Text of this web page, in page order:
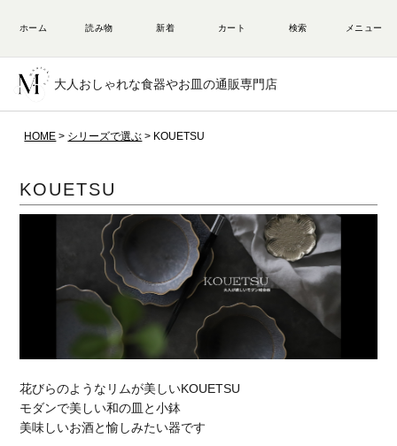
大人おしゃれな食器やお皿の通販専門店
HOME シリーズで選ぶ KOUETSU
KOUETSU
花びらのようなリムが美しいKOUETSU
モダンで美しい和の皿と小鉢
美味しいお酒と愉しみたい器です